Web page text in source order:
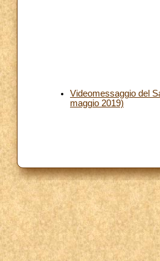
Videomessaggio del
maggio 2019)